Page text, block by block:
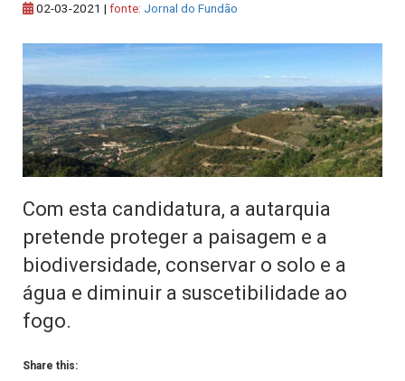
02-03-2021 | fonte: Jornal do Fundão
Com esta candidatura, a autarquia
pretende proteger a paisagem e a
biodiversidade, conservar o solo e a
água e diminuir a suscetibilidade ao
fogo.
Share this: